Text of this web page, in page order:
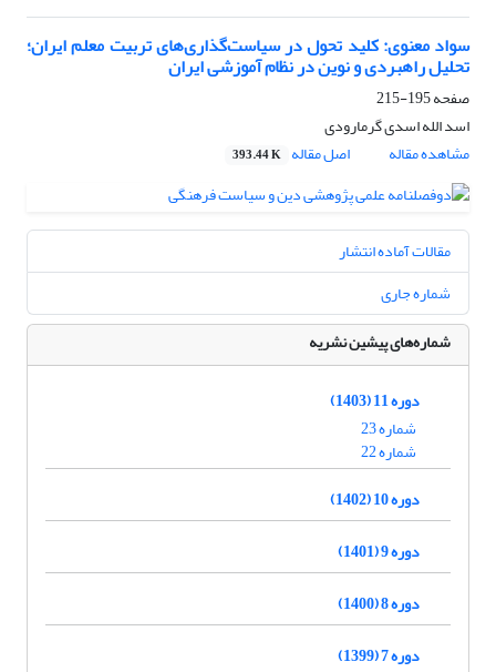
سواد معنوی: کلید تحول در سیاست‌گذاری‌های تربیت معلم ایران؛
تحلیل راهبردی و نوین در نظام آموزشی ایران
صفحه195-215
اسد الله اسدی گرمارودی
مشاهده مقاله
اصل مقاله 393.44 K
مقالات آماده انتشار
شماره جاری
شماره‌های پیشین نشریه
دوره 11 (1403)
شماره 23
شماره 22
دوره 10 (1402)
دوره 9 (1401)
دوره 8 (1400)
دوره 7 (1399)